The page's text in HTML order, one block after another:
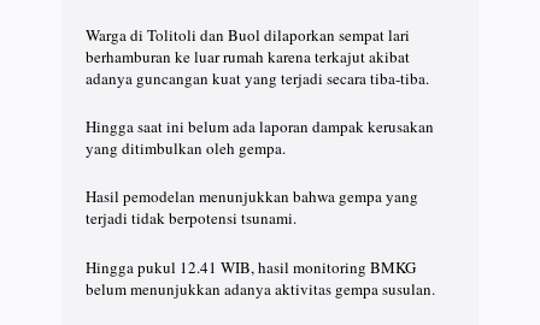
Warga di Tolitoli dan Buol dilaporkan sempat lari
berhamburan ke luar rumah karena terkajut akibat
adanya guncangan kuat yang terjadi secara tiba-tiba.
Hingga saat ini belum ada laporan dampak kerusakan
yang ditimbulkan oleh gempa.
Hasil pemodelan menunjukkan bahwa gempa yang
terjadi tidak berpotensi tsunami.
Hingga pukul 12.41 WIB, hasil monitoring BMKG
belum menunjukkan adanya aktivitas gempa susulan.